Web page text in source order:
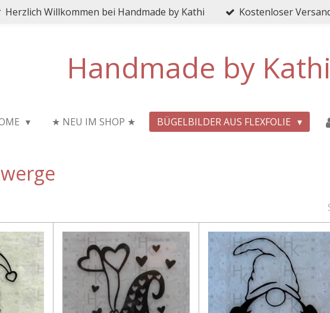
Herzlich Willkommen bei Handmade by Kathi Kostenloser
Handmade by Kathi
★ NEU IM SHOP ★ BÜGELBILDER AUS FLEXFOLIE